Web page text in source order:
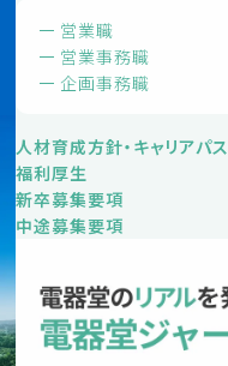
営業職
営業事務職
企画事務職
人材育成方針・キャリアパス
福利厚生
新卒募集要項
中途募集要項